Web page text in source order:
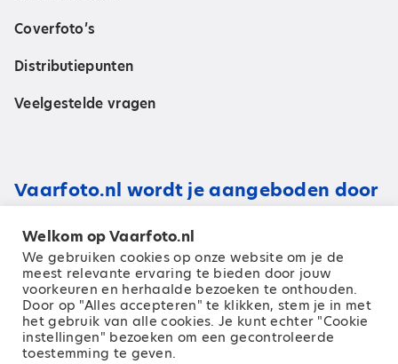
Coverfoto’s
Distributiepunten
Veelgestelde vragen
Vaarfoto.nl wordt je aangeboden door
Welkom op Vaarfoto.nl
We gebruiken cookies op onze website om je de
meest relevante ervaring te bieden door jouw
voorkeuren en herhaalde bezoeken te onthouden.
Door op "Alles accepteren" te klikken, stem je in met
het gebruik van alle cookies. Je kunt echter "Cookie
instellingen" bezoeken om een ​​gecontroleerde
toestemming te geven.